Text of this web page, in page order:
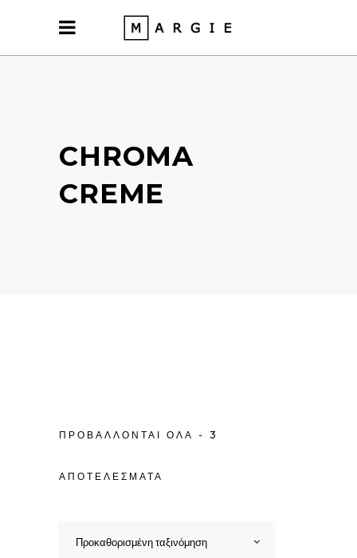
CHROMA
CREME
ΠΡΟΒΆΛΛΟΝΤΑΙ ΌΛΑ - 3
ΑΠΟΤΕΛΈΣΜΑΤΑ
Προκαθορισμένη ταξινόμηση